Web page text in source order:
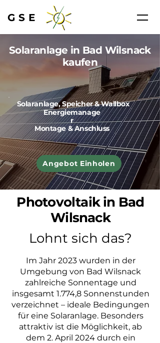
GSE
Solaranlage in Bad Wilsnack
kaufen
Solaranlage, Speicher & Wallbox
Energiemanage
r
Montage & Anschluss
Angebot Einholen
Photovoltaik in Bad
Wilsnack
Lohnt sich das?
Im Jahr 2023 wurden in der
Umgebung von Bad Wilsnack
zahlreiche Sonnentage und
insgesamt 1.774,8 Sonnenstunden
verzeichnet – ideale Bedingungen
für eine Solaranlage. Besonders
attraktiv ist die Möglichkeit, ab
dem 2. April 2024 durch ein